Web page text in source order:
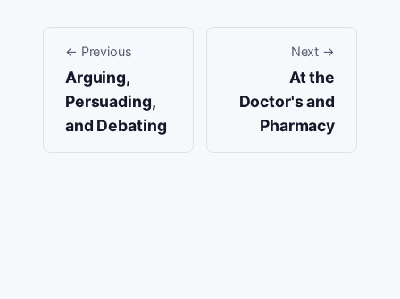
← Previous
Arguing,
Persuading,
and Debating
Next →
At the
Doctor's and
Pharmacy